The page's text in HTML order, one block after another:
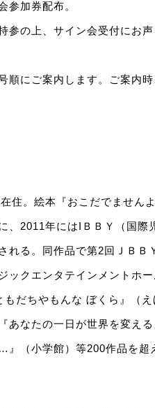
参加券配布。
参の上、サイン会受付にお声
にご案内します。ご案内
住。絵本『おこだでません
、2011年にはIＢＢＹ（国際
る。同作品で第2回ＪＢＢ
クエンタテインメントホ
だちやもんな ぼくら』（
なたの一日が世界を変え
（小学館）等200作品を超